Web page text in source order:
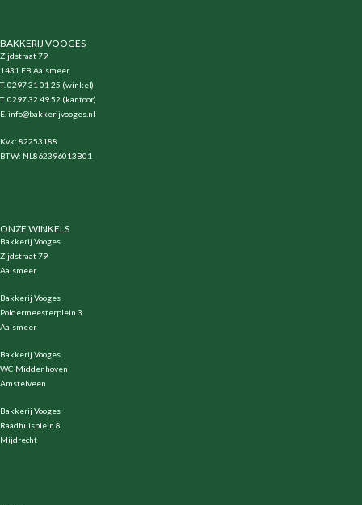
BAKKERIJ VOOGES
Zijdstraat 79
1431 EB Aalsmeer
T. 0297 31 01 25 (winkel)
T. 0297 32 49 52 (kantoor)
E. info@bakkerijvooges.nl
Kvk: 82253188
BTW: NL862396013B01
ONZE WINKELS
Bakkerij Vooges
Zijdstraat 79
Aalsmeer
Bakkerij Vooges
Poldermeesterplein 3
Aalsmeer
Bakkerij Vooges
WC Middenhoven
Amstelveen
Bakkerij Vooges
Raadhuisplein 8
Mijdrecht